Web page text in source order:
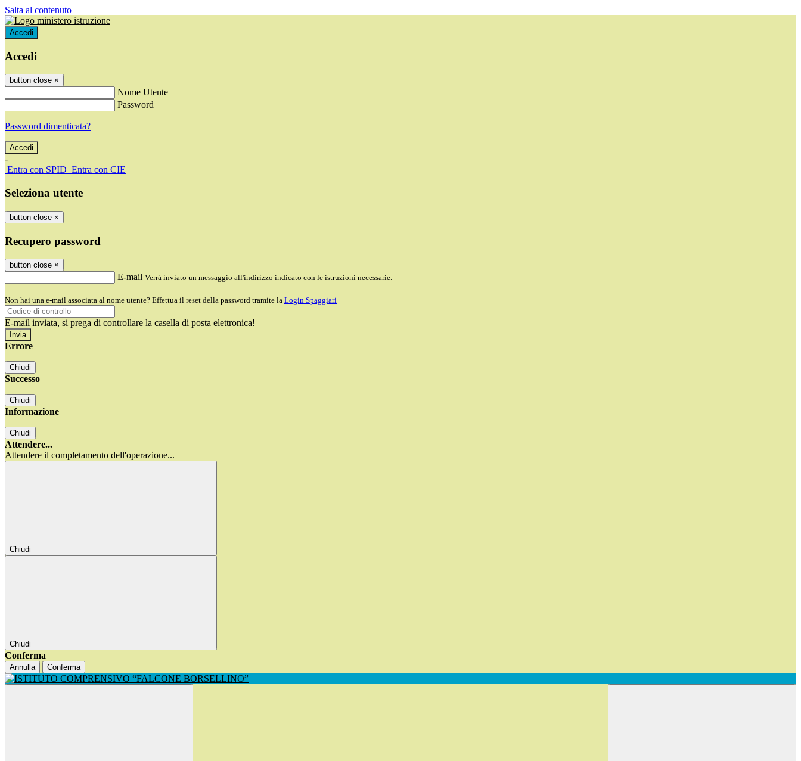
Salta al contenuto
Accedi
Accedi
button close ×
Nome Utente
Password
Password dimenticata?
-
Entra con SPID Entra con CIE
Seleziona utente
button close ×
Recupero password
button close ×
E-mail Verrà inviato un messaggio all'indirizzo indicato con le istruzioni necessarie.
Non hai una e-mail associata al nome utente? Effettua il reset della password tramite la Login Spaggiari
E-mail inviata, si prega di controllare la casella di posta elettronica!
Errore
Chiudi
Successo
Chiudi
Informazione
Chiudi
Attendere...
Attendere il completamento dell'operazione...
Chiudi
Chiudi
Conferma
Annulla Conferma